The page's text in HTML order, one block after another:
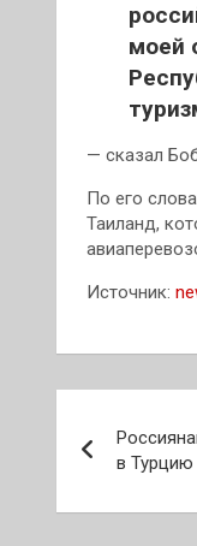
моей
— сказал
По его
Таиланд,
Источник:
по
в Турцию